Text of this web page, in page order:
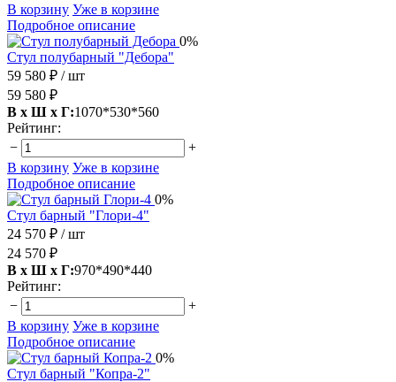
В корзину Уже в корзине
Подробное описание
0%
Стул полубарный "Дебора"
59 580 ₽ / шт
59 580 ₽
В х Ш х Г:1070*530*560
Рейтинг:
−
+
В корзину Уже в корзине
Подробное описание
0%
Стул барный "Глори-4"
24 570 ₽ / шт
24 570 ₽
В х Ш х Г:970*490*440
Рейтинг:
−
+
В корзину Уже в корзине
Подробное описание
0%
Стул барный "Копра-2"